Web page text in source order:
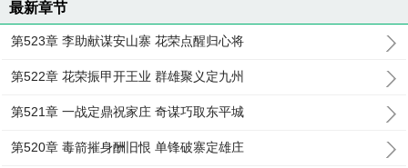
最新章节
第523章 李助献谋安山寨 花荣点醒归心将
第522章 花荣振甲开王业 群雄聚义定九州
第521章 一战定鼎祝家庄 奇谋巧取东平城
第520章 毒箭摧身酬旧恨 单锋破寨定雄庄